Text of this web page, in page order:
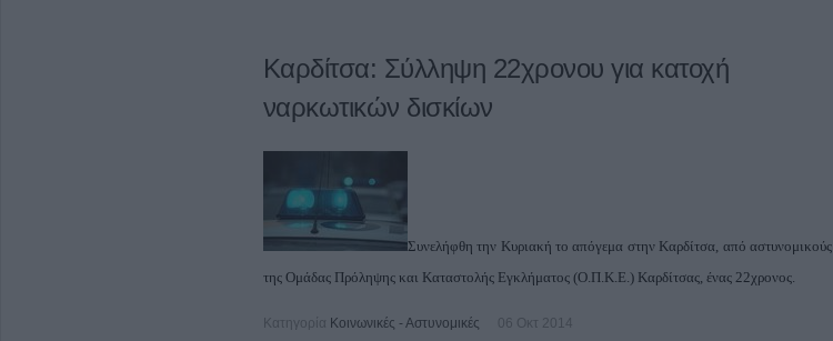
Καρδίτσα: Σύλληψη 22χρονου για κατοχή
ναρκωτικών δισκίων
Συνελήφθη την Κυριακή το απόγεμα στην Καρδίτσα, από αστυνομικούς
της Ομάδας Πρόληψης και Καταστολής Εγκλήματος (Ο.Π.Κ.Ε.) Καρδίτσας, ένας 22χρονος.
Κατηγορία Κοινωνικές - Αστυνομικές 06 Οκτ 2014